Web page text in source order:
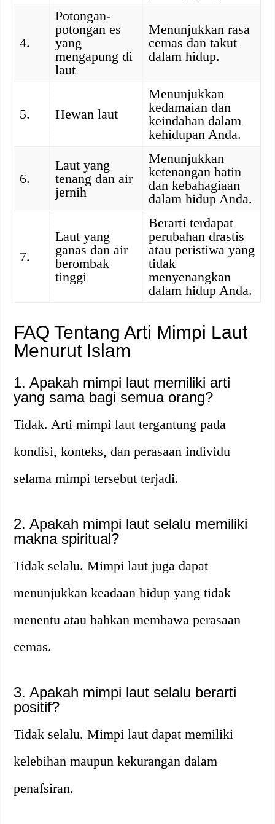
4.
Potongan-
potongan es
yang
mengapung di
laut
Menunjukkan rasa
cemas dan takut
dalam hidup.
5. Hewan laut
Menunjukkan
kedamaian dan
keindahan dalam
kehidupan Anda.
6.
Laut yang
tenang dan air
jernih
Menunjukkan
ketenangan batin
dan kebahagiaan
dalam hidup Anda.
7.
Laut yang
ganas dan air
berombak
tinggi
Berarti terdapat
perubahan drastis
atau peristiwa yang
tidak
menyenangkan
dalam hidup Anda.
FAQ Tentang Arti Mimpi Laut
Menurut Islam
1. Apakah mimpi laut memiliki arti
yang sama bagi semua orang?
Tidak. Arti mimpi laut tergantung pada
kondisi, konteks, dan perasaan individu
selama mimpi tersebut terjadi.
2. Apakah mimpi laut selalu memiliki
makna spiritual?
Tidak selalu. Mimpi laut juga dapat
menunjukkan keadaan hidup yang tidak
menentu atau bahkan membawa perasaan
cemas.
3. Apakah mimpi laut selalu berarti
positif?
Tidak selalu. Mimpi laut dapat memiliki
kelebihan maupun kekurangan dalam
penafsiran.